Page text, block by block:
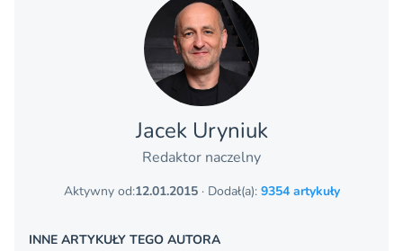
Jacek Uryniuk
Redaktor naczelny
Aktywny od:12.01.2015· Dodał(a): 9354 artykuły
INNE ARTYKUŁY TEGO AUTORA